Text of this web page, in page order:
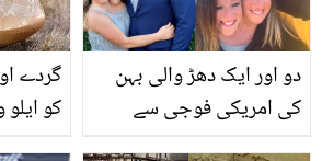
گردے
کو
دو اور ایک دھڑ والی بہن
کی امریکی فوجی سے